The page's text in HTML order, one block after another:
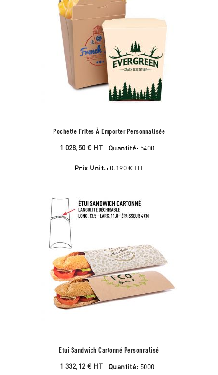
Pochette Frites À Emporter Personnalisée
1 028,50 € HT Quantité: 5400
Prix Unit.: 0.190 € HT
Etui Sandwich Cartonné Personnalisé
1 332,12 € HT Quantité: 5000